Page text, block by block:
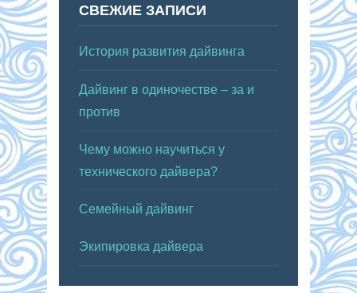
СВЕЖИЕ ЗАПИСИ
История развития дайвинга
Дайвинг в одиночестве – за и
против
Чему можно научиться у
технического дайвера?
Семейный дайвинг
Экипировка дайвера